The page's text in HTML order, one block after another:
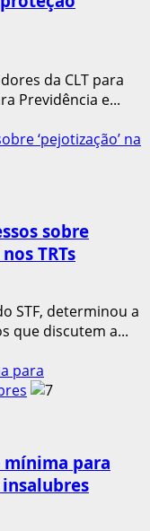
da CLT para
Previdência e...
‘pejotização’ na
sobre
TRTs
STF, determinou a
que discutem a...
para
para